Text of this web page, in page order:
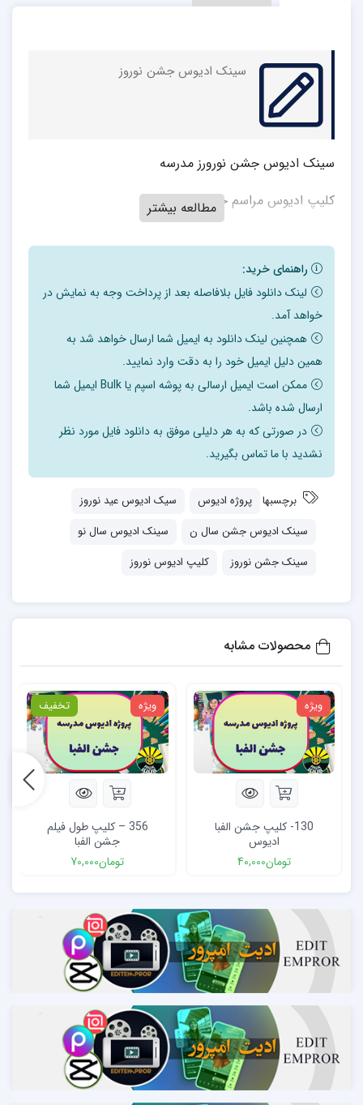
سینک ادیوس جشن نوروز
سینک ادیوس جشن نورورز مدرسه
کلیپ ادیوس مراسم جشن عیدنوروز
مطالعه بیشتر
راهنمای خرید:
لینک دانلود فایل بلافاصله بعد از پرداخت وجه به نمایش در
خواهد آمد.
همچنین لینک دانلود به ایمیل شما ارسال خواهد شد به
همین دلیل ایمیل خود را به دقت وارد نمایید.
ممکن است ایمیل ارسالی به پوشه اسپم یا Bulk ایمیل شما
ارسال شده باشد.
در صورتی که به هر دلیلی موفق به دانلود فایل مورد نظر
نشدید با ما تماس بگیرید.
برچسبها پروژه ادیوس
سیک ادیوس عید نوروز
سینک ادیوس جشن سال ن
سینک ادیوس سال نو
سینک جشن نوروز
کلیپ ادیوس نوروز
محصولات مشابه
ویژه
130- کلیپ جشن الفبا
ادیوس
تومان40,000
ویژه تخفیف
356 – کلیپ طول فیلم
جشن الفبا
تومان70,000